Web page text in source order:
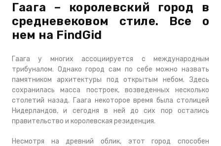
Гаага – королевский город в
средневековом стиле. Все о
нем на FindGid
Гаага у многих ассоциируется с международным
трибуналом. Однако город сам по себе можно назвать
памятником архитектуры под открытым небом. Здесь
сохранилась масса построек, возведенных несколько
столетий назад. Гаага некоторое время была столицей
Нидерландов, и сегодня в ней до сих пор остались
правительство и королевская резиденция.
Несмотря на древний облик, этот город способен